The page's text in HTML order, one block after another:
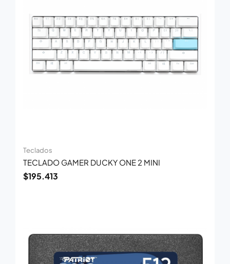
Teclados
TECLADO GAMER DUCKY ONE 2 MINI
$195.413